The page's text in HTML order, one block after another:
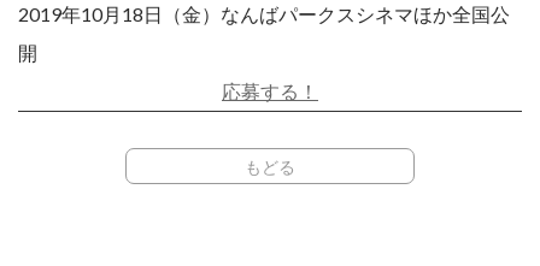
2019年10月18日（金）なんばパークスシネマほか全国公
開
応募する！
もどる